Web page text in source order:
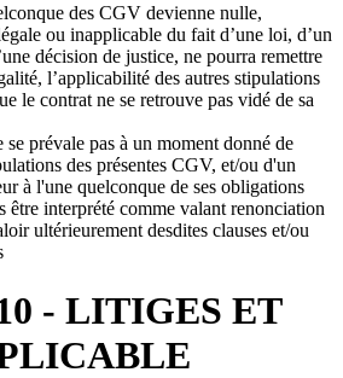
des CGV devienne nulle,
ou inapplicable du fait d’une loi, d’un
décision de justice, ne pourra remettre
l’applicabilité des autres stipulations
le contrat ne se retrouve pas vidé de sa
prévale pas à un moment donné de
des présentes CGV, et/ou d'un
à l'une quelconque de ses obligations
être interprété comme valant renonciation
ultérieurement desdites clauses et/ou
- LITIGES ET